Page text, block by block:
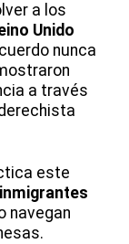
a los
Unido
nunca
a través
este
inmigrantes
navegan